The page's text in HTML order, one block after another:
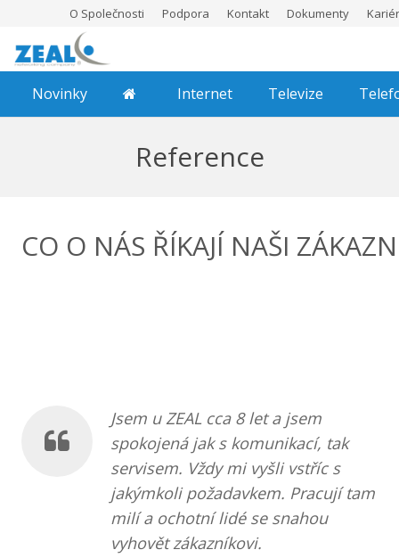
O Společnosti Podpora Kontakt Dokumenty
Novinky Internet Televize
Reference
CO O NÁS ŘÍKAJÍ NAŠI
Jsem u ZEAL cca 8 let a jsem
spokojená jak s komunikací, tak
servisem. Vždy mi vyšli vstříc s
jakýmkoli požadavkem. Pracují tam
milí a ochotní lidé se snahou
vyhovět zákazníkovi.